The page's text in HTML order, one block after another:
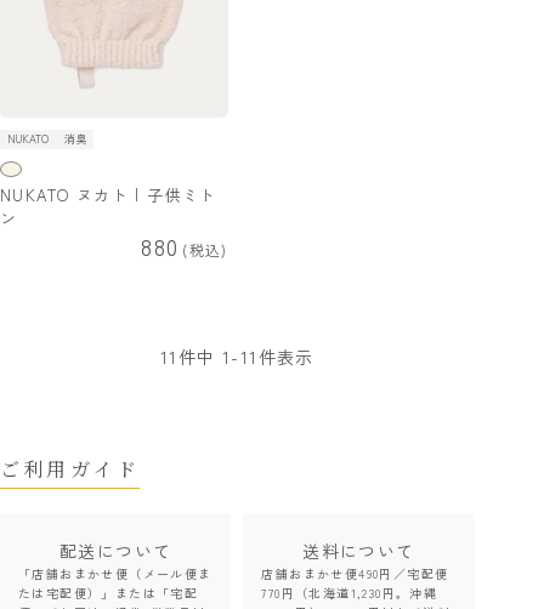
NUKATO 消臭
NUKATO ヌカト | 子供ミト
ン
880 税込
11 件中 1 - 11 件表示
ご利用ガイド
配送について
「店舗おまかせ便（メール便ま
たは宅配便）」または「宅配
送料について
店舗おまかせ便490円／宅配便
770円（北海道1,230円。沖縄